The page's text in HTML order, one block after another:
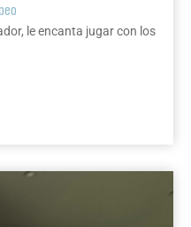
le encanta jugar con los